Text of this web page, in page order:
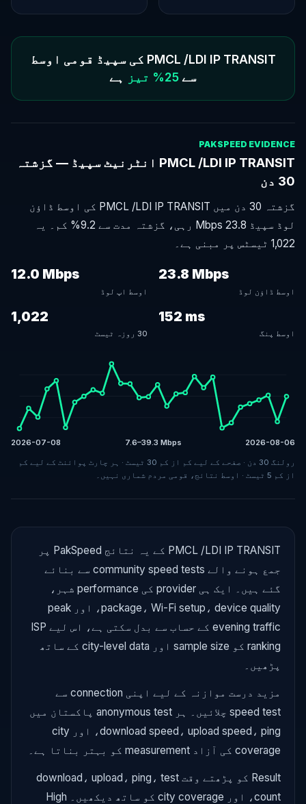
PMCL /LDI IP TRANSIT کی سپیڈ قومی اوسط
سے 25% تیز ہے
PAKSPEED EVIDENCE
PMCL /LDI IP TRANSIT انٹرنیٹ سپیڈ — گزشتہ
30 دن
گزشتہ 30 دن میں PMCL /LDI IP TRANSIT کی اوسط ڈاؤن
لوڈ سپیڈ 23.8 Mbps رہی، گزشتہ مدت سے 9.2% کم۔ یہ
1,022 ٹیسٹس پر مبنی ہے۔
23.8 Mbps
اوسط ڈاؤن لوڈ
12.0 Mbps
اوسط اپ لوڈ
152 ms
اوسط پنگ
1,022
30 روزہ ٹیسٹ
2026-07-08 7.6–39.3 Mbps 2026-08-06
رولنگ 30 دن · صفحے کے لیے کم از کم 30 ٹیسٹ · ہر چارٹ پوائنٹ کے لیے کم
از کم 5 ٹیسٹ · اوسط نتائج، قومی مردم شماری نہیں۔
PMCL /LDI IP TRANSIT کے یہ نتائج PakSpeed پر
جمع ہونے والے community speed tests سے بنائے
گئے ہیں۔ ایک ہی provider کی performance شہر،
package، Wi-Fi setup، device quality، اور peak
evening traffic کے حساب سے بدل سکتی ہے، اس لیے ISP
ranking کو sample size اور city-level data کے ساتھ
پڑھیں۔
مزید درست موازنہ کے لیے اپنی connection سے
speed test چلائیں۔ ہر anonymous test پاکستان میں
download speed، upload speed، ping، اور city
coverage کی آزاد measurement کو بہتر بناتا ہے۔
Result کو پڑھتے وقت download، upload، ping، test
count، اور city coverage کو ساتھ دیکھیں۔ High